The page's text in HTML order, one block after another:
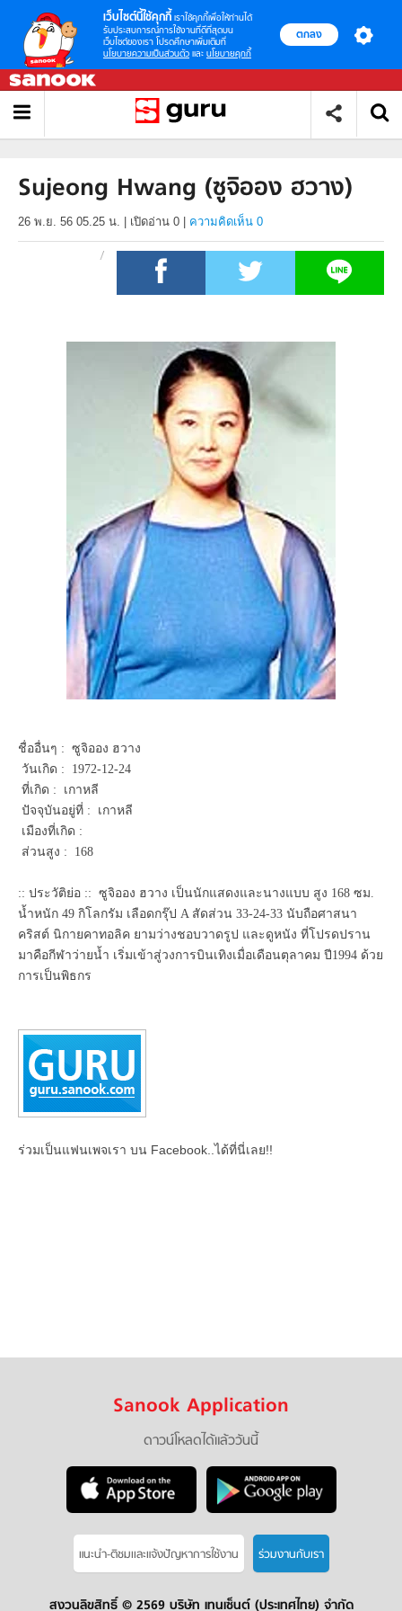
เว็บไซต์นี้ใช้คุกกี้ เราใช้คุกกี้เพื่อให้ท่านได้
รับประสบการณ์การใช้งานที่ดีที่สุดบน
เว็บไซต์ของเรา โปรดศึกษาเพิ่มเติมที่
นโยบายความเป็นส่วนตัว และ นโยบายคุกกี้
ตกลง
Sujeong Hwang (ซูจิออง ฮวาง)
26 พ.ย. 56 05.25 น. เปิดอ่าน 0 ความคิดเห็น 0
ชื่ออื่นๆ : ซูจิออง ฮวาง
วันเกิด : 1972-12-24
ที่เกิด : เกาหลี
ปัจจุบันอยู่ที่ : เกาหลี
เมืองที่เกิด :
ส่วนสูง : 168
:: ประวัติย่อ :: ซูจิออง ฮวาง เป็นนักแสดงและนางแบบ สูง 168 ซม.
น้ำหนัก 49 กิโลกรัม เลือดกรุ๊ป A สัดส่วน 33-24-33 นับถือศาสนา
คริสต์ นิกายคาทอลิค ยามว่างชอบวาดรูป และดูหนัง ที่โปรดปราน
มาคือกีฬาว่ายน้ำ เริ่มเข้าสู่วงการบินเทิงเมื่อเดือนตุลาคม ปี1994 ด้วย
การเป็นพิธกร
ร่วมเป็นแฟนเพจเรา บน Facebook..ได้ที่นี่เลย!!
Sanook Application
ดาวน์โหลดได้แล้ววันนี้
แนะนำ-ติชมเเละแจ้งปัญหาการใช้งาน ร่วมงานกับเรา
สงวนลิขสิทธิ์ © 2569 บริษัท เทนเซ็นต์ (ประเทศไทย) จำกัด